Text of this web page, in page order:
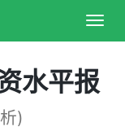
水平报
)